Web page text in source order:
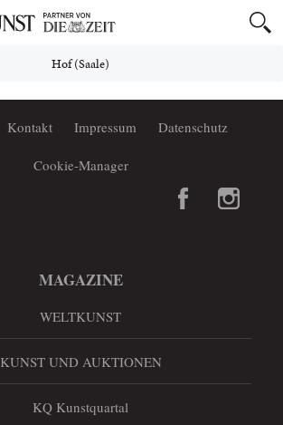
Hof (Saale)
Kontakt Impressum Datenschutz
Cookie-Manager
MAGAZINE
WELTKUNST
KUNST UND AUKTIONEN
KQ Kunstquartal